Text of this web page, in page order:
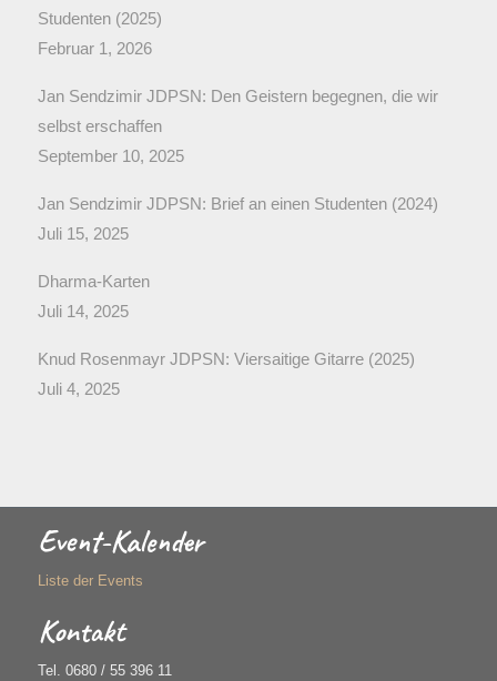
Studenten (2025)
Februar 1, 2026
Jan Sendzimir JDPSN: Den Geistern begegnen, die wir
selbst erschaffen
September 10, 2025
Jan Sendzimir JDPSN: Brief an einen Studenten (2024)
Juli 15, 2025
Dharma-Karten
Juli 14, 2025
Knud Rosenmayr JDPSN: Viersaitige Gitarre (2025)
Juli 4, 2025
Event-Kalender
Liste der Events
Kontakt
Tel. 0680 / 55 396 11